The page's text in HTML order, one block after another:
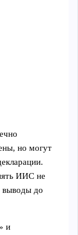
но могут
ИИС не
выводы до
и